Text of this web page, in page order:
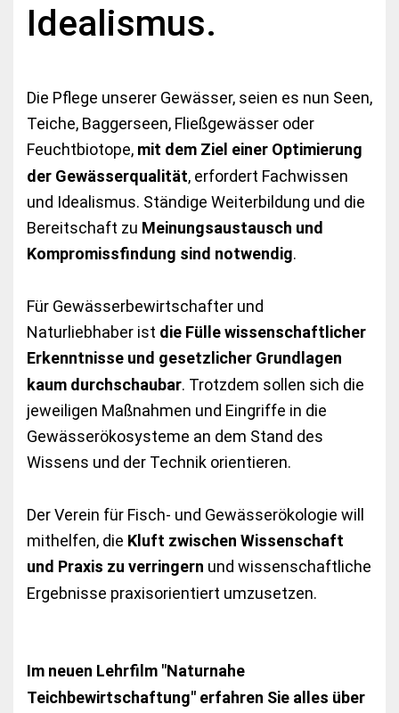
Idealismus.
Die Pflege unserer Gewässer, seien es nun Seen,
Teiche, Baggerseen, Fließgewässer oder
Feuchtbiotope, mit dem Ziel einer Optimierung
der Gewässerqualität, erfordert Fachwissen
und Idealismus. Ständige Weiterbildung und die
Bereitschaft zu Meinungsaustausch und
Kompromissfindung sind notwendig.
Für Gewässerbewirtschafter und
Naturliebhaber ist die Fülle wissenschaftlicher
Erkenntnisse und gesetzlicher Grundlagen
kaum durchschaubar. Trotzdem sollen sich die
jeweiligen Maßnahmen und Eingriffe in die
Gewässerökosysteme an dem Stand des
Wissens und der Technik orientieren.
Der Verein für Fisch- und Gewässerökologie will
mithelfen, die Kluft zwischen Wissenschaft
und Praxis zu verringern und wissenschaftliche
Ergebnisse praxisorientiert umzusetzen.
Im neuen Lehrfilm "Naturnahe
Teichbewirtschaftung" erfahren Sie alles über